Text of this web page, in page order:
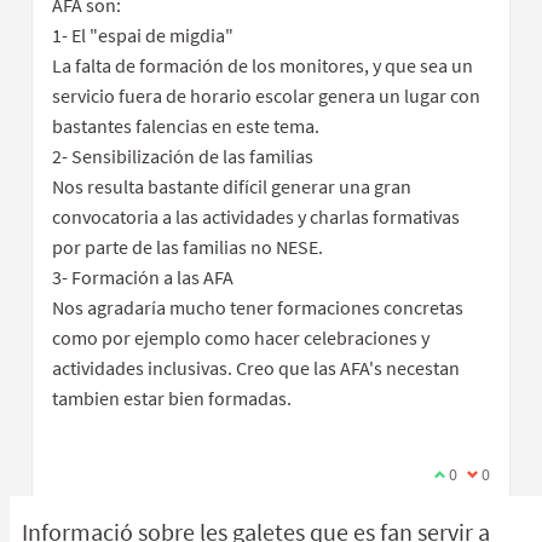
Informació sobre les galetes que es fan servir a
1- El "espai de migdia"
La falta de formación de los monitores, y que sea un
servicio fuera de horario escolar genera un lugar con
bastantes falencias en este tema.
2- Sensibilización de las familias
Nos resulta bastante difícil generar una gran
convocatoria a las actividades y charlas formativas
por parte de las familias no NESE.
3- Formación a las AFA
Nos agradaría mucho tener formaciones concretas
como por ejemplo como hacer celebraciones y
actividades inclusivas. Creo que las AFA's necestan
tambien estar bien formadas.
Estic d'acord
0 No estic
0